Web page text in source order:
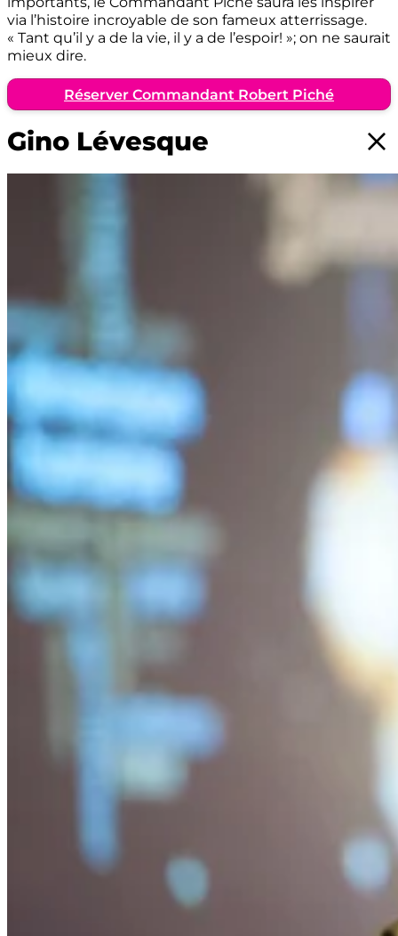
via l’histoire incroyable de son fameux atterrissage.
« Tant qu’il y a de la vie, il y a de l’espoir! »; on ne saurait
mieux dire.
Réserver Commandant Robert Piché
Gino Lévesque